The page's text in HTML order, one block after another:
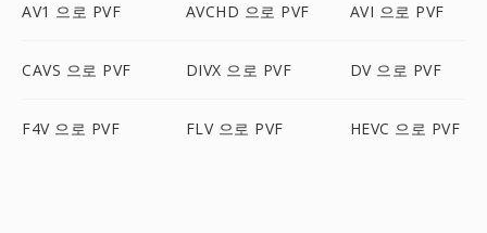
AV1 으로 PVF AVCHD 으로 PVF AVI 으로 PVF
CAVS 으로 PVF DIVX 으로 PVF DV 으로 PVF
F4V 으로 PVF FLV 으로 PVF HEVC 으로 PVF